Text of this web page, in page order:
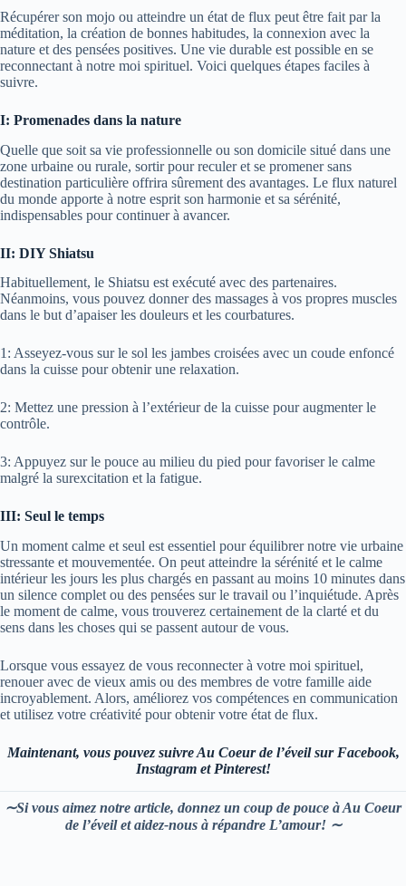
Récupérer son mojo ou atteindre un état de flux peut être fait par la
méditation, la création de bonnes habitudes, la connexion avec la
nature et des pensées positives. Une vie durable est possible en se
reconnectant à notre moi spirituel. Voici quelques étapes faciles à
suivre.
I: Promenades dans la nature
Quelle que soit sa vie professionnelle ou son domicile situé dans une
zone urbaine ou rurale, sortir pour reculer et se promener sans
destination particulière offrira sûrement des avantages. Le flux naturel
du monde apporte à notre esprit son harmonie et sa sérénité,
indispensables pour continuer à avancer.
II: DIY Shiatsu
Habituellement, le Shiatsu est exécuté avec des partenaires.
Néanmoins, vous pouvez donner des massages à vos propres muscles
dans le but d’apaiser les douleurs et les courbatures.
1: Asseyez-vous sur le sol les jambes croisées avec un coude enfoncé
dans la cuisse pour obtenir une relaxation.
2: Mettez une pression à l’extérieur de la cuisse pour augmenter le
contrôle.
3: Appuyez sur le pouce au milieu du pied pour favoriser le calme
malgré la surexcitation et la fatigue.
III: Seul le temps
Un moment calme et seul est essentiel pour équilibrer notre vie urbaine
stressante et mouvementée. On peut atteindre la sérénité et le calme
intérieur les jours les plus chargés en passant au moins 10 minutes dans
un silence complet ou des pensées sur le travail ou l’inquiétude. Après
le moment de calme, vous trouverez certainement de la clarté et du
sens dans les choses qui se passent autour de vous.
Lorsque vous essayez de vous reconnecter à votre moi spirituel,
renouer avec de vieux amis ou des membres de votre famille aide
incroyablement. Alors, améliorez vos compétences en communication
et utilisez votre créativité pour obtenir votre état de flux.
Maintenant, vous pouvez suivre Au Coeur de l’éveil sur Facebook,
Instagram et Pinterest!
∼Si vous aimez notre article, donnez un coup de pouce à Au Coeur
de l’éveil et aidez-nous à répandre L’amour! ∼